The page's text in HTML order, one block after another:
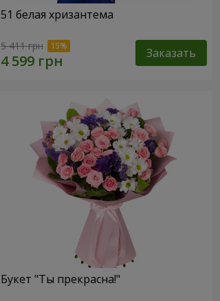
51 белая хризантема
5 411 грн Заказать
Букет "Ты прекрасна!"